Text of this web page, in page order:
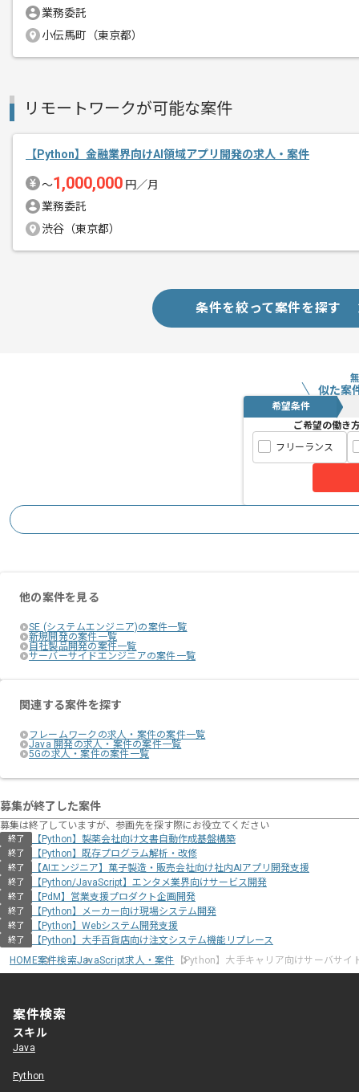
精算条件
精算基準時間
140時間〜180時間
支払いサイト
15日
その他募集要項
募集人数
1人
今後積んでいきたい方には、よりマッ
新技術を積極的に導入することを好む
日頃から新技術へのアンテナの高い方
業務委託
小伝馬町（東京都）
リモートワークが可能な案件
【Python】金融業界向けAI領域アプリ開発の求人・案件
〜1,000,000 円／月
業務委託
渋谷（東京都）
条件を絞って案件を探す
似た案
希望条件
ご希望の働き
フリーランス
他の案件を見る
SE (システムエンジニア)の案件一覧
新規開発の案件一覧
自社製品開発の案件一覧
サーバーサイドエンジニアの案件一覧
関連する案件を探す
フレームワークの求人・案件の案件一覧
Java 開発の求人・案件の案件一覧
5Gの求人・案件の案件一覧
募集が終了した案件
募集は終了していますが、参画先を探す際にお役立てください
終了 【Python】製薬会社向け文書自動作成基盤構築
終了 【Python】既存プログラム解析・改修
終了 【AIエンジニア】菓子製造・販売会社向け社内AIアプリ開発支援
終了 【Python/JavaScript】エンタメ業界向けサービス開発
終了 【PdM】営業支援プロダクト企画開発
終了 【Python】メーカー向け現場システム開発
終了 【Python】Webシステム開発支援
終了
【Python】大手百貨店向け注文システム機能リプレース
HOME案件検索JavaScript求人・案件 【Python】大手キャリア向けサーバサイ
案件検索
スキル
Java
Python